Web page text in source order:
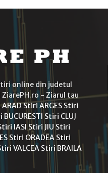
online din judetul
- Ziarul tau
Stiri ARGES Stiri
BUCURESTI Stiri CLUJ
IASI Stiri JIU Stiri
Stiri ORADEA Stiri
VALCEA Stiri BRAILA